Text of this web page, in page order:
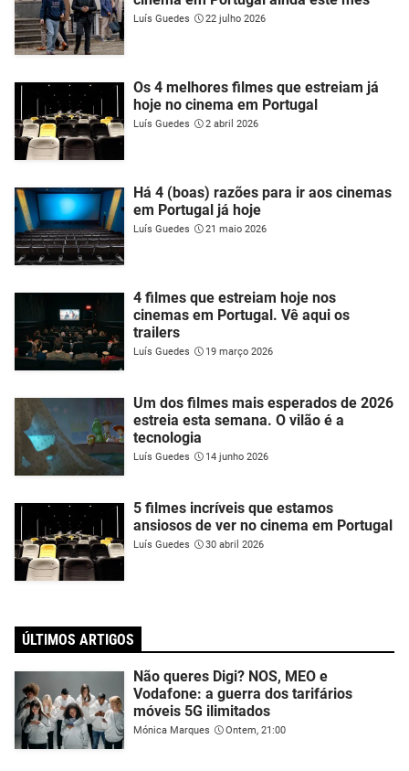
Luís Guedes 22 julho 2026
Os 4 melhores filmes que estreiam já
hoje no cinema em Portugal
Luís Guedes 2 abril 2026
Há 4 (boas) razões para ir aos cinemas
em Portugal já hoje
Luís Guedes 21 maio 2026
4 filmes que estreiam hoje nos
cinemas em Portugal. Vê aqui os
trailers
Luís Guedes 19 março 2026
Um dos filmes mais esperados de 2026
estreia esta semana. O vilão é a
tecnologia
Luís Guedes 14 junho 2026
5 filmes incríveis que estamos
ansiosos de ver no cinema em Portugal
Luís Guedes 30 abril 2026
ÚLTIMOS ARTIGOS
Não queres Digi? NOS, MEO e
Vodafone: a guerra dos tarifários
móveis 5G ilimitados
Mónica Marques Ontem, 21:00